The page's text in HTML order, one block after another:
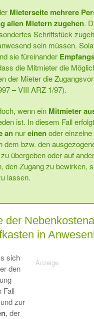
Mieterseite mehrere
allen Mietern zugehen.
Schriftstück
sein müssen.
sie füreinander
die Mitmieter die
der Mieter die
– VIII ARZ 1/97).
wenn ein Mitmieter
ist. In diesem Fall
an nureinenoder
dem bzw. den
übergeben oder auf
den Zugang zu bewirken,
lassen.
der
in
sich
den
Fall
zur
, der